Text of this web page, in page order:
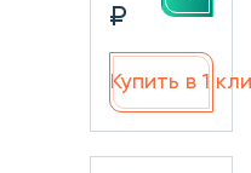
₽
Купить в 1